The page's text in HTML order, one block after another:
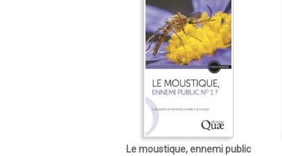
Le moustique, ennemi public